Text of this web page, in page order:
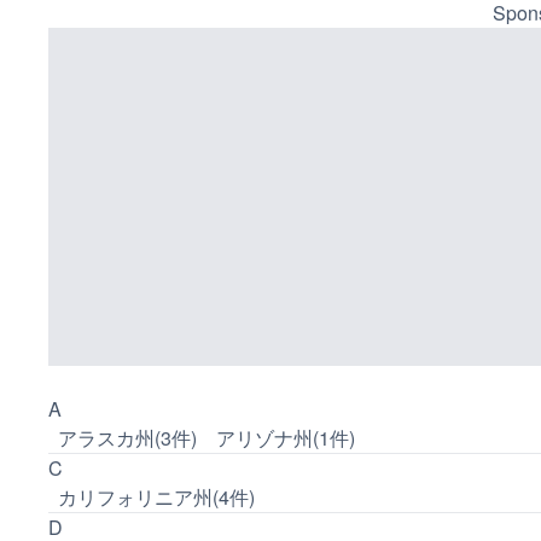
A
アラスカ州(3件)
アリゾナ州(1件)
C
カリフォリニア州(4件)
D